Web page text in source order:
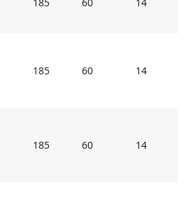
185 60 14
185 60 14